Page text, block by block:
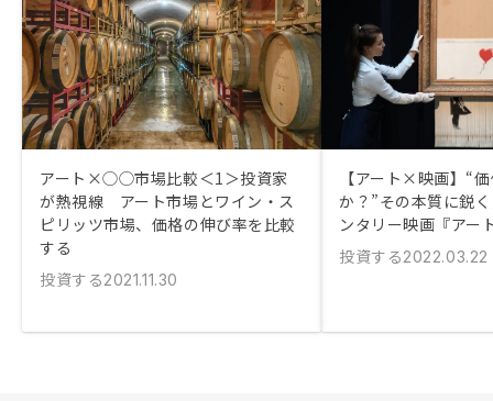
アート×◯◯市場比較＜1＞投資家
が熱視線 アート市場とワイン・ス
ピリッツ市場、価格の伸び率を比較
する
投資する2021.11.30
【アート×映画】“
か？”その本質に鋭
ンタリー映画『アー
投資する2022.03.22